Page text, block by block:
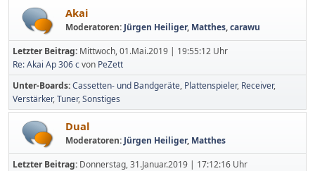
Akai
Moderatoren: Jürgen Heiliger, Matthes,carawu
Letzter Beitrag: Mittwoch, 01.Mai.2019 | 19:55:12 Uhr
Re: Akai Ap 306 cvon PeZett
Unter-Boards Cassetten- und Bandgeräte Plattenspieler Receiver
Verstärker Tuner Sonstiges
Dual
Moderatoren: Jürgen Heiliger, Matthes
Letzter Beitrag: Donnerstag, 31.Januar.2019 | 17:12:16 Uhr